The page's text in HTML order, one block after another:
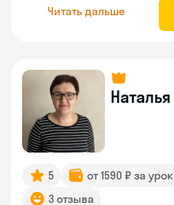
Читать дальше
Наталья
5 от 1590 ₽ за урок
3 отзыва